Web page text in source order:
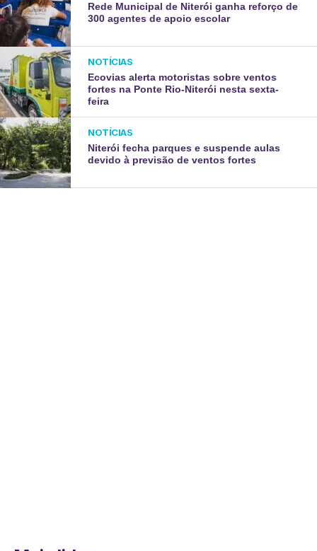
Rede Municipal de Niterói ganha reforço de
300 agentes de apoio escolar
NOTÍCIAS
Ecovias alerta motoristas sobre ventos
fortes na Ponte Rio-Niterói nesta sexta-
feira
NOTÍCIAS
Niterói fecha parques e suspende aulas
devido à previsão de ventos fortes